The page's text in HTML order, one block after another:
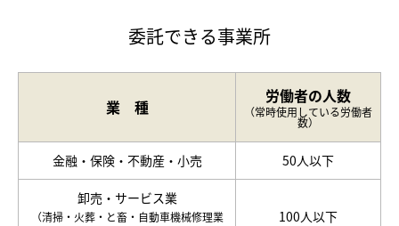
委託できる事業所
業 種
労働者の人数
（常時使用している労働者
数）
金融・保険・不動産・小売 50人以下
卸売・サービス業
（清掃・火葬・と畜・自動車機械修理業
100人以下